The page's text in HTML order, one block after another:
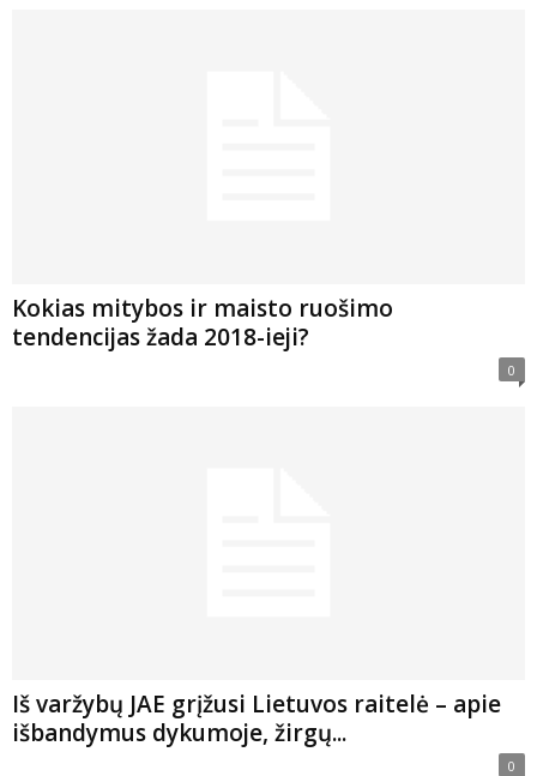
Kokias mitybos ir maisto ruošimo
tendencijas žada 2018-ieji?
0
Iš varžybų JAE grįžusi Lietuvos raitelė – apie
išbandymus dykumoje, žirgų...
0